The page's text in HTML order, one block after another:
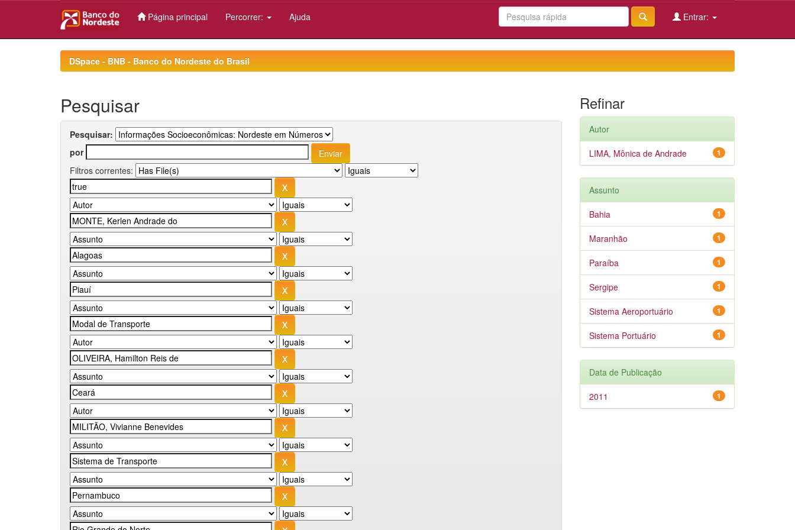
Página principal Percorrer: Ajuda Entrar:
DSpace - BNB - Banco do Nordeste do Brasil
Pesquisar
Pesquisar:
por
Filtros correntes:
Refinar
Autor
1
LIMA, Mônica de Andrade
Assunto
1
Bahia
1
Maranhão
1
Paraíba
1
Sergipe
1
Sistema Aeroportuário
1
Sistema Portuário
Data de Publicação
1
2011